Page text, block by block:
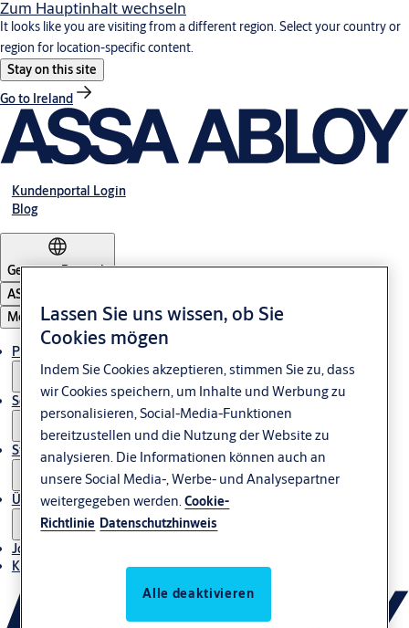
Zum Hauptinhalt wechseln
It looks like you are visiting from a different region. Select your country or
region for location-specific content.
Stay on this site
Go to Ireland
Kundenportal Login
Blog
Germany·Deutsch
ASSA ABLOY Group
Menü
Produkte & Sicherheitslösungen
Service & Downloads
Stories
Über uns
Jobs
Kontakt
Lassen Sie uns wissen, ob Sie
Cookies mögen
Indem Sie Cookies akzeptieren, stimmen Sie zu, dass
wir Cookies speichern, um Inhalte und Werbung zu
personalisieren, Social-Media-Funktionen
bereitzustellen und die Nutzung der Website zu
analysieren. Die Informationen können auch an
unsere Social Media-, Werbe- und Analysepartner
weitergegeben werden.Cookie-
Richtlinie Datenschutzhinweis
Alle deaktivieren